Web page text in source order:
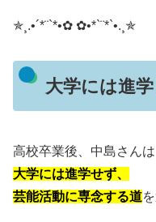
✯¸.•´*¨`*•✿ ✿•*`¨*`•.¸✯
大学には進
高校卒業後、中島さんは
大学には進学せず、
芸能活動に専念する道